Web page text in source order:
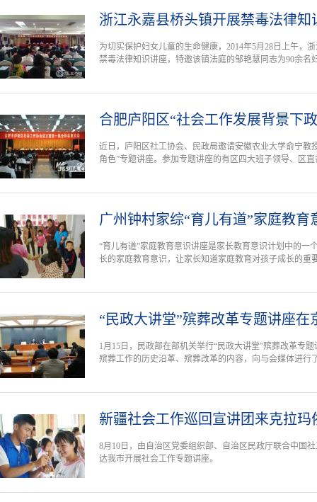
浙江永嘉县桥头镇开展禁毒法律知
为切实保护妇女儿童的生命健康，2014年5月28日上午，
禁毒法律知识讲座，特邀该镇法庭的邹艳慧同志为90余名
合肥庐阳区“社会工作发展背景下
近日，庐阳区社工协会、民政局邀请安徽农业大学俞宁教
角色”专题讲座。参加专题讲座的有区四大班子领导、区
广州钟村家综“育儿有道”家庭教育
“育儿有道”家庭教育意识讲座是家长教育意识计划中的一
长的家庭教育意识，让家长知道家庭教育对孩子成长的重
“民政大讲堂”殡葬改革专题讲座在
1月15日，民政部在部机关举行“民政大讲堂”殡葬改革专
殡葬工作的历史沿革、殡葬改革的内容，向与会媒体进行
新疆社会工作巡回宣讲团来克拉玛
8月10日，由自治区党委组织部、自治区民政厅联合中国
达我市开展社会工作专题讲座。